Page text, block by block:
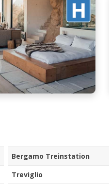
Bergamo Treinstation
Treviglio